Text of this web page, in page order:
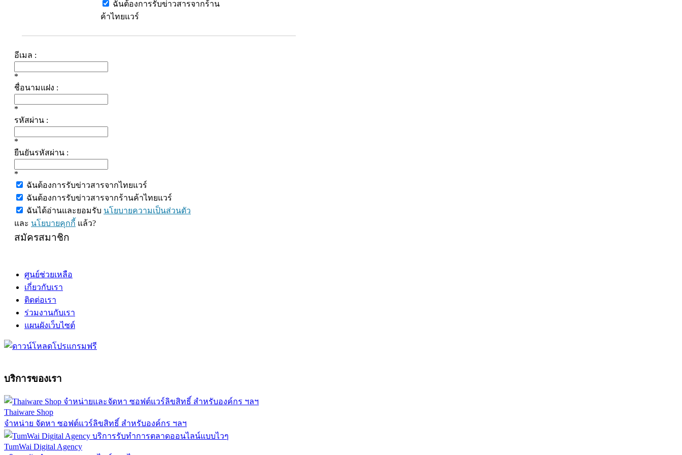
ฉันต้องการรับข่าวสารจากร้าน
ค้าไทยแวร์
อีเมล :
*
ชื่อนามแฝง :
*
รหัสผ่าน :
*
ยืนยันรหัสผ่าน :
*
ฉันต้องการรับข่าวสารจากไทยแวร์
ฉันต้องการรับข่าวสารจากร้านค้าไทยแวร์
ฉันได้อ่านและยอมรับ นโยบายความเป็นส่วนตัว
และ นโยบายคุกกี้ แล้ว?
สมัครสมาชิก
ศูนย์ช่วยเหลือ
เกี่ยวกับเรา
ติดต่อเรา
ร่วมงานกับเรา
แผนผังเว็บไซต์
บริการของเรา
Thaiware Shop
จำหน่าย จัดหา ซอฟต์แวร์ลิขสิทธิ์ สำหรับองค์กร ฯลฯ
TumWai Digital Agency